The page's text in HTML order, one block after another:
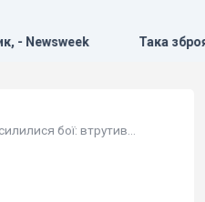
є лише у кількох країн: